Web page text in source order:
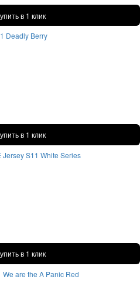
в 1 клик
Deadly Berry
в 1 клик
Jersey S11 White Series
в 1 клик
are the A Panic Red